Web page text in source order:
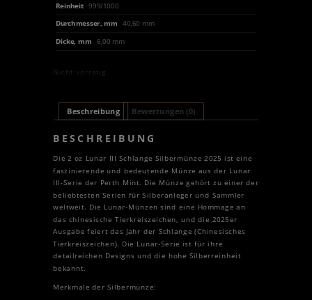
Reinheit 999/1000
Durchmesser, mm
40,60 mm
Dicke, mm 6,00 mm
Nicht vorrätig
Beschreibung Bewertungen (0)
BESCHREIBUNG
Die 2 oz Lunar III Schlange Silbermünze 2025 ist eine
faszinierende und bedeutende Münze aus der Lunar
III-Serie der Perth Mint. Die Münze gehört zu einer der
beliebtesten Serien für Silberanleger und Sammler
weltweit. Die Lunar-Münzen sind eine Hommage an
das chinesische Tierkreiszeichen, und die 2025er
Ausgabe feiert das Jahr der Schlange (Chinesisches
Tierkreiszeichen). Die Lunar-Serie ist für ihre
detailreichen Designs und die hohe Silberreinheit
bekannt.
Merkmale der Silbermünze: